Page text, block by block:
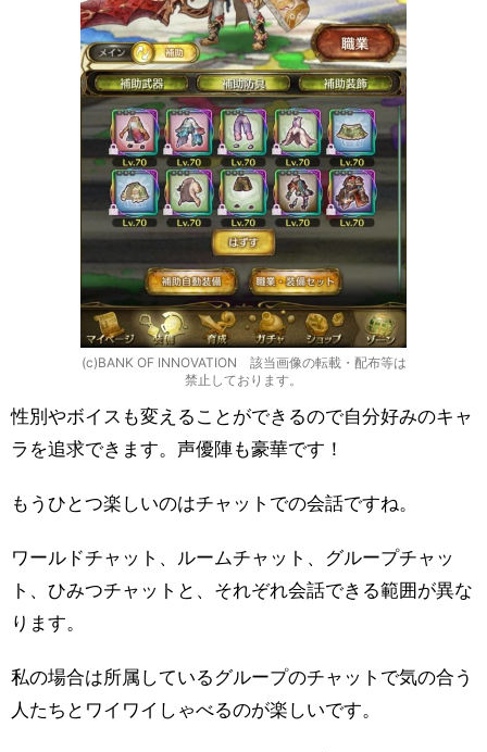
(c)BANK OF INNOVATION 該当画像の転載・配布等は
禁止しております。
性別やボイスも変えることができるので自分好みのキャ
ラを追求できます。声優陣も豪華です！
もうひとつ楽しいのはチャットでの会話ですね。
ワールドチャット、ルームチャット、グループチャッ
ト、ひみつチャットと、それぞれ会話できる範囲が異な
ります。
私の場合は所属しているグループのチャットで気の合う
人たちとワイワイしゃべるのが楽しいです。